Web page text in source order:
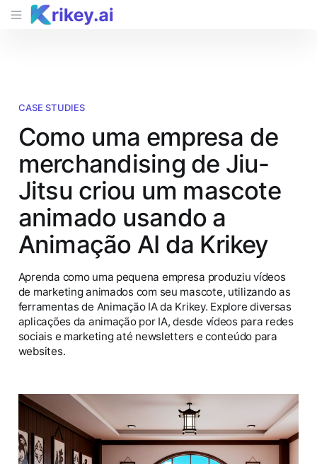
CASE STUDIES
Como uma empresa de
merchandising de Jiu-
Jitsu criou um mascote
animado usando a
Animação AI da Krikey
Aprenda como uma pequena empresa produziu vídeos
de marketing animados com seu mascote, utilizando as
ferramentas de Animação IA da Krikey. Explore diversas
aplicações da animação por IA, desde vídeos para redes
sociais e marketing até newsletters e conteúdo para
websites.